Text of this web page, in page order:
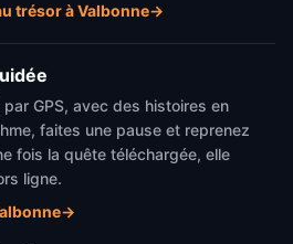
trésor à Valbonne→
GPS, avec des histoires en
faites une pause et reprenez
fois la quête téléchargée, elle
ligne.
→